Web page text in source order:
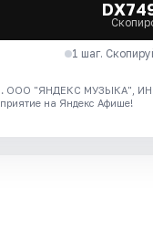
1 шаг.
ООО "ЯНДЕКС МУЗЫКА", ИНН:
на Яндекс Афише!